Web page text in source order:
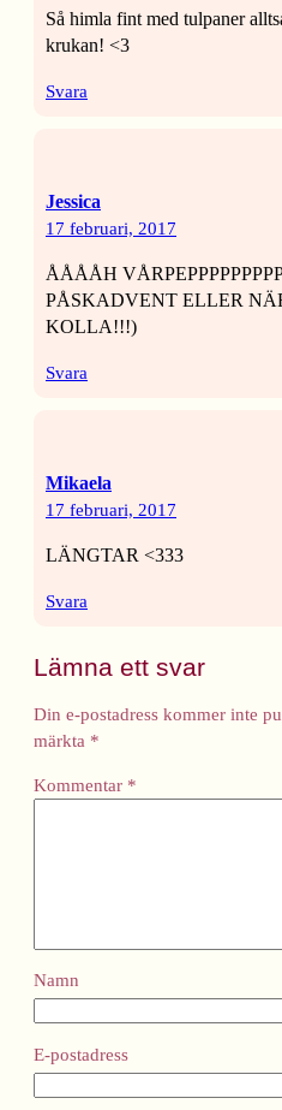
Så himla fint med tulpaner
krukan! <3
Svara
Jessica
17 februari, 2017
ÅÅÅÅH
PÅSKADVENT ELLER
KOLLA!!!)
Svara
Mikaela
17 februari, 2017
LÄNGTAR <333
Svara
Lämna ett svar
Din e-postadress kommer inte
märkta *
Kommentar *
Namn
E-postadress